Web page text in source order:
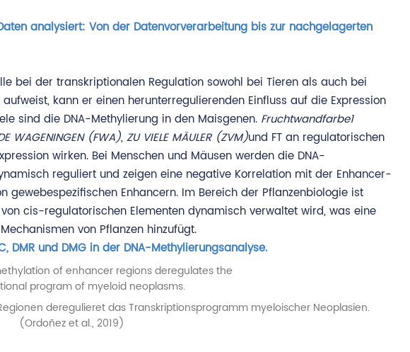
analysiert: Von der Datenvorverarbeitung bis zur nachgelagerten
bei der transkriptionalen Regulation sowohl bei Tieren als auch bei
kann er einen herunterregulierenden Einfluss auf die Expression
sind die DNA-Methylierung in den Maisgenen. Fruchtwandfarbe1
WAGENINGEN (FWA), ZU VIELE MÄULER (ZVM)und FT an regulatorischen
wirken. Bei Menschen und Mäusen werden die DNA-
reguliert und zeigen eine negative Korrelation mit der Enhancer-
gewebespezifischen Enhancern. Im Bereich der Pflanzenbiologie ist
cis-regulatorischen Elementen dynamisch verwaltet wird, was eine
von Pflanzen hinzufügt.
DMR und DMG in der DNA-Methylierungsanalyse.
deregulieret das Transkriptionsprogramm myeloischer Neoplasien.
(Ordoñez et al., 2019)